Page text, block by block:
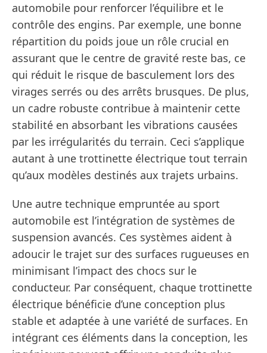
automobile pour renforcer l’équilibre et le
contrôle des engins. Par exemple, une bonne
répartition du poids joue un rôle crucial en
assurant que le centre de gravité reste bas, ce
qui réduit le risque de basculement lors des
virages serrés ou des arrêts brusques. De plus,
un cadre robuste contribue à maintenir cette
stabilité en absorbant les vibrations causées
par les irrégularités du terrain. Ceci s’applique
autant à une trottinette électrique tout terrain
qu’aux modèles destinés aux trajets urbains.
Une autre technique empruntée au sport
automobile est l’intégration de systèmes de
suspension avancés. Ces systèmes aident à
adoucir le trajet sur des surfaces rugueuses en
minimisant l’impact des chocs sur le
conducteur. Par conséquent, chaque trottinette
électrique bénéficie d’une conception plus
stable et adaptée à une variété de surfaces. En
intégrant ces éléments dans la conception, les